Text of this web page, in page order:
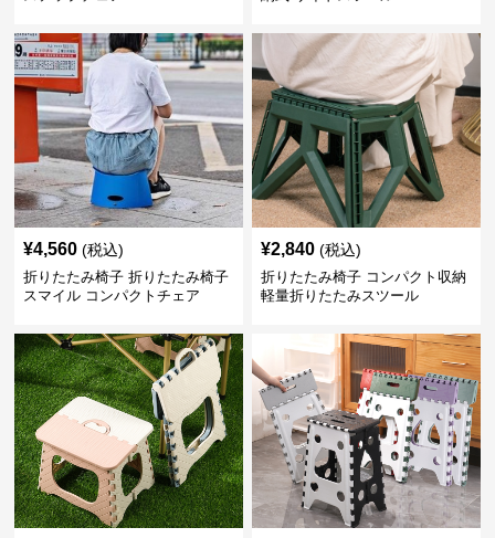
¥4,560 (税込)
折りたたみ椅子 折りたたみ椅子
スマイル コンパクトチェア
¥2,840 (税込)
折りたたみ椅子 コンパクト収納
軽量折りたたみスツール